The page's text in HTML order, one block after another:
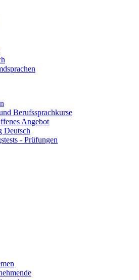
Berufssprachkurse
Angebot
Deutsch
- Prüfungen